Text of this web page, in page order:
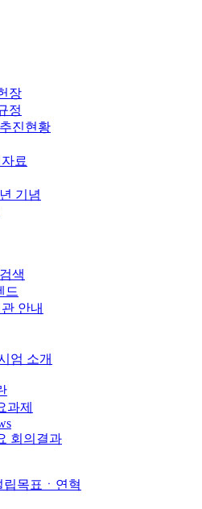
장
정
진현황
료
기념
색
드
안내
엄 소개
과제
회의결과
립목표ㆍ연혁